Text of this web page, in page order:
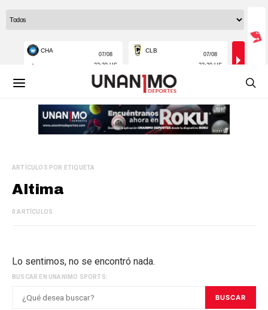
ARTÍCULOS POR ETIQUETA
Altima
0 ARTÍCULOS
Lo sentimos, no se encontró nada.
BUSCAR EN UNANIMO SPORTS:
BUSCAR